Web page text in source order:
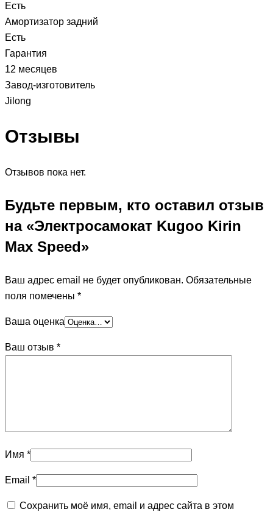
Есть
Амортизатор задний
Есть
Гарантия
12 месяцев
Завод-изготовитель
Jilong
Отзывы
Отзывов пока нет.
Будьте первым, кто оставил отзыв
на «Электросамокат Kugoo Kirin
Max Speed»
Ваш адрес email не будет опубликован. Обязательные
поля помечены *
Ваша оценка
Ваш отзыв *
Имя *
Email *
Сохранить моё имя, email и адрес сайта в этом